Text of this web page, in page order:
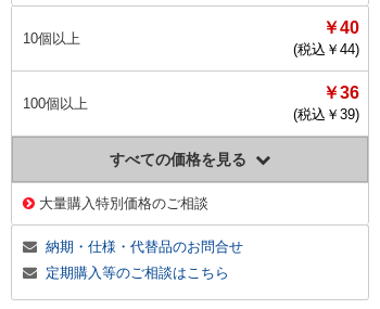
10個以上
￥40
(税込￥ 44)
100個以上
￥36
(税込￥ 39)
すべての価格を見る
大量購入特別価格のご相談
納期・仕様・代替品のお問合せ
定期購入等のご相談はこちら